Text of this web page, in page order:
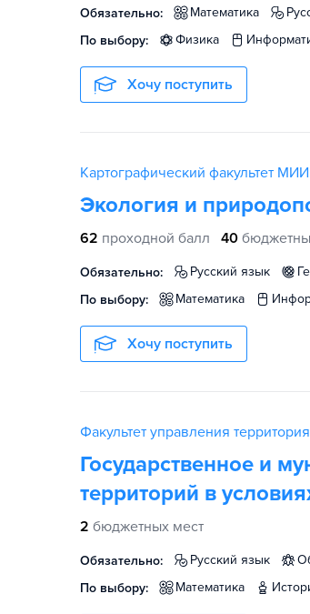
Обязательно: математика
По выбору:
физика
Хочу поступить
Картографический факультет
Экология и
62 проходной балл 40
Обязательно: русский язык
По выбору:
математика
Хочу поступить
Факультет управления
Государственное и
территорий в
2 бюджетных мест
Обязательно: русский язык
По выбору:
математика